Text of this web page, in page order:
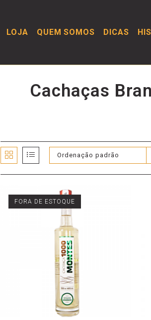
LOJA QUEM SOMOS DICAS
Cachaças
Ordenação padrão
FORA DE ESTOQUE